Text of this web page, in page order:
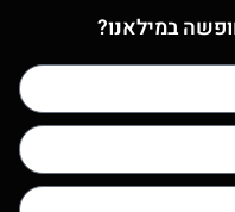
במילאנו?